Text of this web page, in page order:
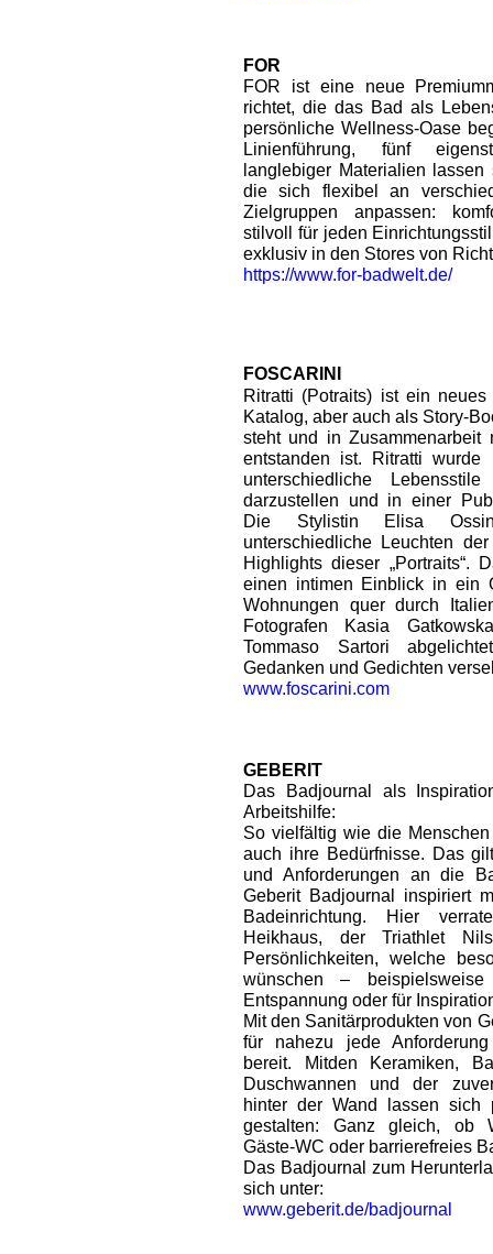
FOR
FOR ist eine neue
richtet, die das Bad als
persönliche Wellness-Oase
Linienführung, fünf
langlebiger Materialien
die sich flexibel an
Zielgruppen anpassen:
stilvoll für jeden
exklusiv in den Stores von
https://www.for-badwelt.de/
FOSCARINI
Ritratti (Potraits) ist ein
Katalog, aber auch als Story-
steht und in Zusammenarbeit
entstanden ist. Ritratti
unterschiedliche
darzustellen und in einer
Die Stylistin Elisa
unterschiedliche Leuchten
Highlights dieser „Portraits“.
einen intimen Einblick in ein
Wohnungen quer durch
Fotografen Kasia
Tommaso Sartori
Gedanken und Gedichten
www.foscarini.com
GEBERIT
Das Badjournal als
Arbeitshilfe:
So vielfältig wie die
auch ihre Bedürfnisse. Das
und Anforderungen an die
Geberit Badjournal inspiriert
Badeinrichtung. Hier
Heikhaus, der Triathlet
Persönlichkeiten, welche
wünschen –
Entspannung oder für
Mit den Sanitärprodukten von
für nahezu jede
bereit. Mitden Keramiken,
Duschwannen und der
hinter der Wand lassen sich
gestalten: Ganz gleich, ob
Gäste-WC oder barrierefreies
Das Badjournal zum
sich unter:
www.geberit.de/badjournal